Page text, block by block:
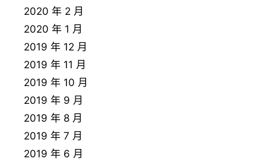
2020 年 2 月
2020 年 1 月
2019 年 12 月
2019 年 11 月
2019 年 10 月
2019 年 9 月
2019 年 8 月
2019 年 7 月
2019 年 6 月